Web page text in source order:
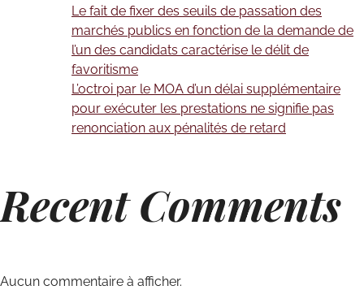
Le fait de fixer des seuils de passation des
marchés publics en fonction de la demande de
l’un des candidats caractérise le délit de
favoritisme
L’octroi par le MOA d’un délai supplémentaire
pour exécuter les prestations ne signifie pas
renonciation aux pénalités de retard
Recent Comments
Aucun commentaire à afficher.